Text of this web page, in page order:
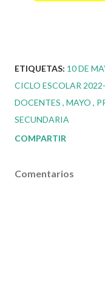
ETIQUETAS: 10 DE
CICLO ESCOLAR
DOCENTES MAYO
SECUNDARIA
COMPARTIR
Comentarios